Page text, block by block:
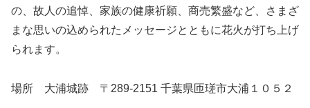
の、故人の追悼、家族の健康祈願、商売繁盛など、さまざ
まな思いの込められたメッセージとともに花火が打ち上げ
られます。
場所 大浦城跡 〒289-2151 千葉県匝瑳市大浦１０５２